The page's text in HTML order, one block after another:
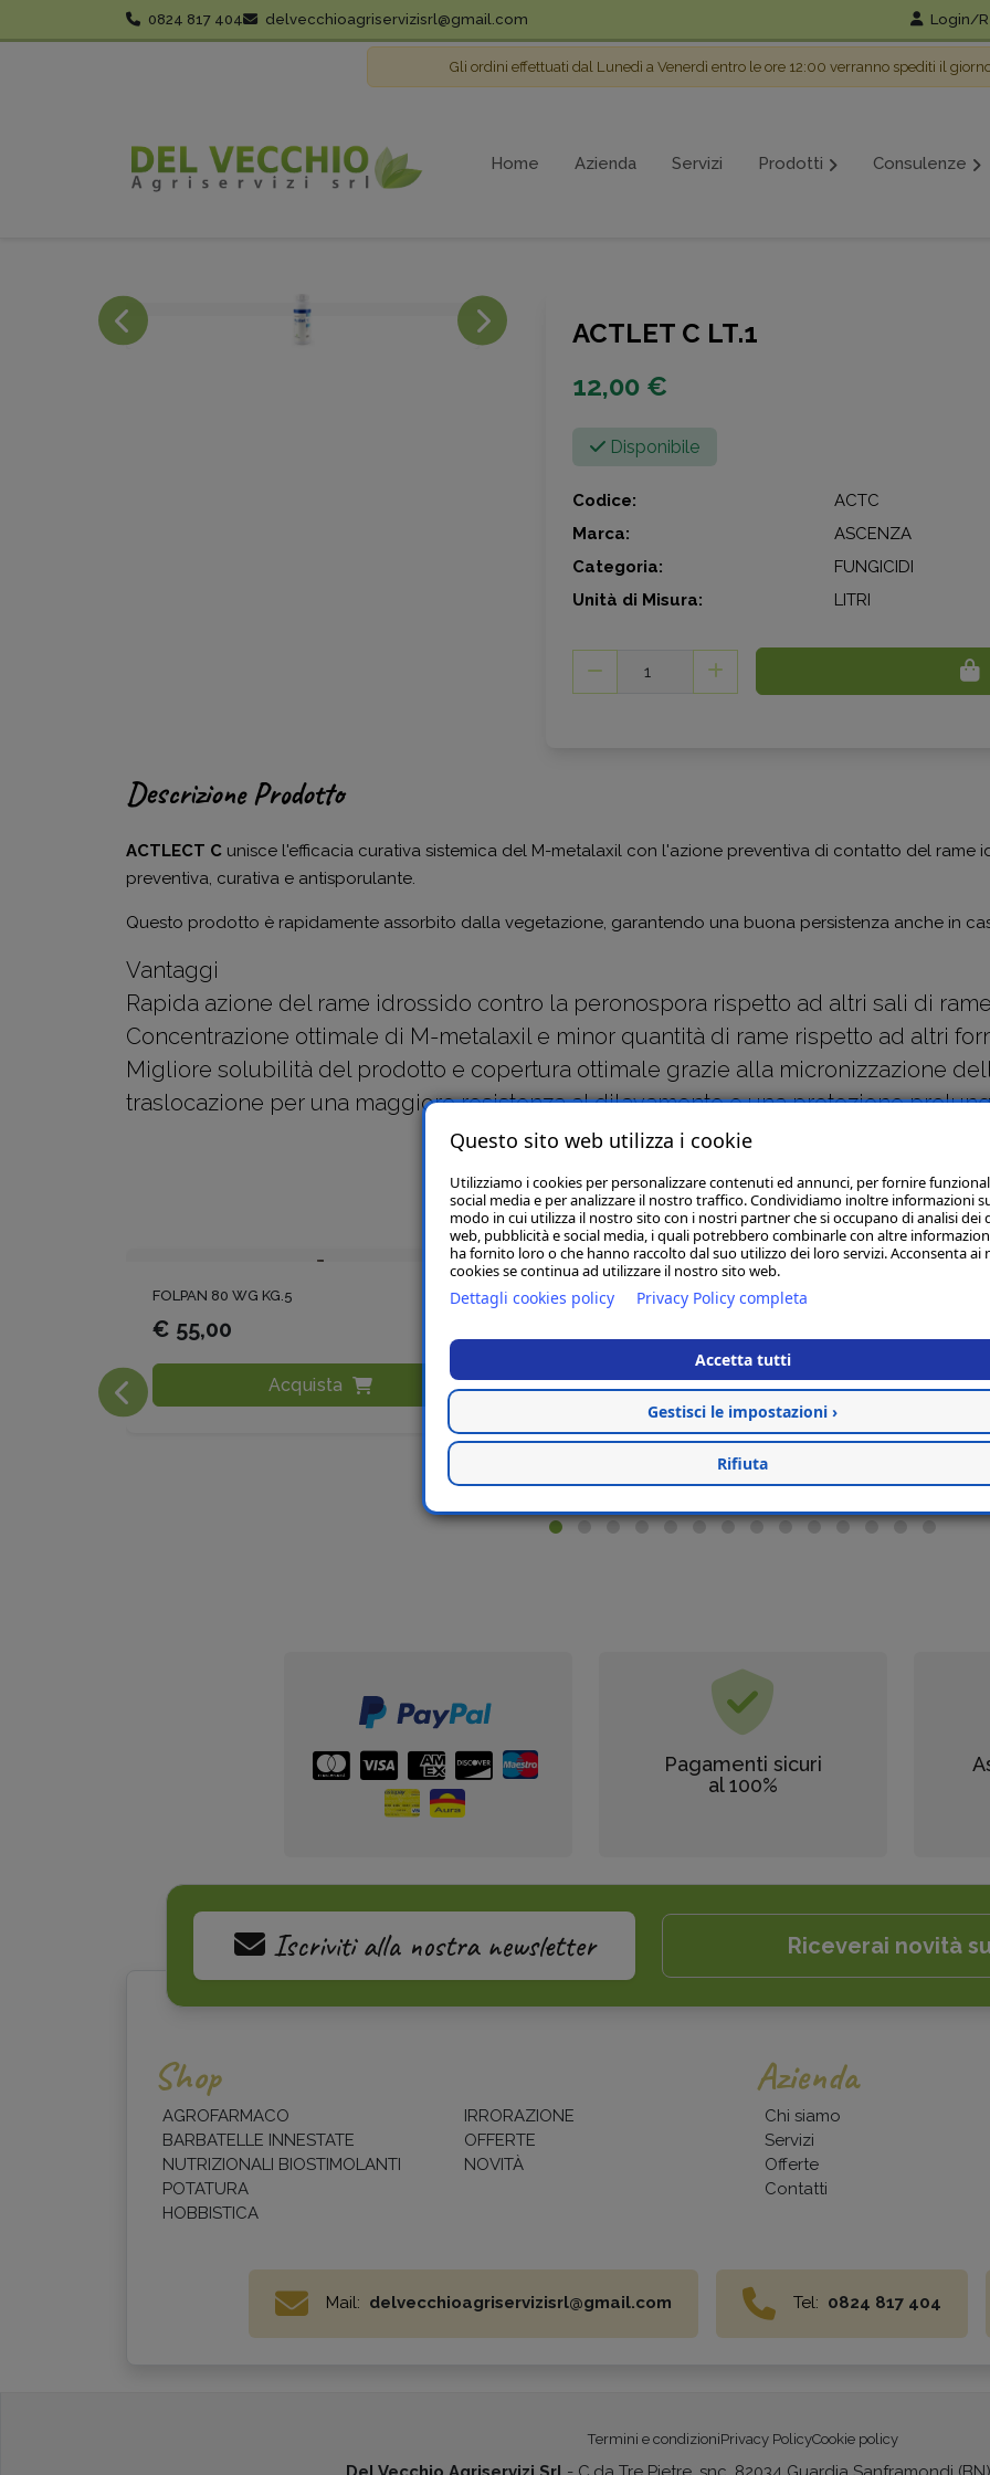
0824 817 404 delvecchioagriservizisrl@gmail.com Login/
Gli ordini effettuati dal Lunedì a Venerdì entro le ore 12:00 verranno spediti il
Home Azienda Servizi Prodotti Consulenze
ACTLET C LT.1
12,00 €
Disponibile
Codice:
ACTC
Marca:
ASCENZA
Categoria:
FUNGICIDI
Unità di Misura:
LITRI
Descrizione Prodotto
ACTLECT C unisce l'efficacia curativa sistemica del M-metalaxil con l'azione preventiva di contatto del rame
preventiva, curativa e antisporulante.
Questo prodotto è rapidamente assorbito dalla vegetazione, garantendo una buona persistenza anche in
Vantaggi
Rapida azione del rame idrossido contro la peronospora rispetto ad altri sali di
Concentrazione ottimale di M-metalaxil e minor quantità di rame rispetto ad altri
Migliore solubilità del prodotto e copertura ottimale grazie alla micronizzazione
traslocazione per una maggiore resistenza al dilavamento e una protezione
Articoli Correlati
FOLPAN 80 WG KG.5
€ 55,00
Acquista
CONCORDE COMBI KG 1
Non Disponibile Avvisami
Pagamenti sicuri
al 100%
Iscriviti alla nostra newsletter Riceverai novità
Shop
AGROFARMACO
BARBATELLE INNESTATE
NUTRIZIONALI BIOSTIMOLANTI
POTATURA
HOBBISTICA
IRRORAZIONE
OFFERTE
NOVITÀ
Azienda
Chi siamo
Servizi
Offerte
Contatti
Mail: delvecchioagriservizisrl@gmail.com Tel: 0824 817 404
Termini e condizioniPrivacy PolicyCookie policy
Questo sito web utilizza i cookie
Utilizziamo i cookies per personalizzare contenuti ed annunci, per fornire
social media e per analizzare il nostro traffico. Condividiamo inoltre informazioni
modo in cui utilizza il nostro sito con i nostri partner che si occupano di analisi dei
web, pubblicità e social media, i quali potrebbero combinarle con altre
ha fornito loro o che hanno raccolto dal suo utilizzo dei loro servizi. Acconsenta ai
cookies se continua ad utilizzare il nostro sito web.
Dettagli cookies policy Privacy Policy completa
Accetta tutti
Gestisci le impostazioni ›
Rifiuta